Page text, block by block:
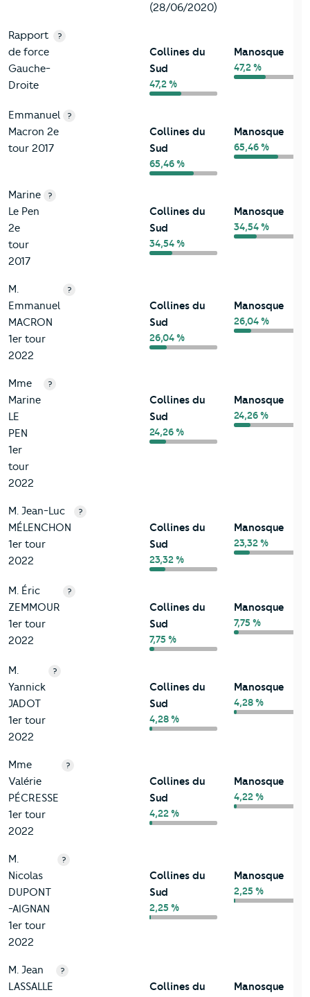
(28/06/2020)
Rapport
de force
Gauche-
Droite
?
Collines du
Sud
47,2 %
Manosque
47,2 %
Emmanuel
Macron 2e
tour 2017
?
Collines du
Sud
65,46 %
Manosque
65,46 %
Marine
Le Pen
2e
tour
2017
?
Collines du
Sud
34,54 %
Manosque
34,54 %
M.
Emmanuel
MACRON
1er tour
2022
?
Collines du
Sud
26,04 %
Manosque
26,04 %
Mme
Marine
LE
PEN
1er
tour
2022
?
Collines du
Sud
24,26 %
Manosque
24,26 %
M. Jean-Luc
MÉLENCHON
1er tour
2022
?
Collines du
Sud
23,32 %
Manosque
23,32 %
M. Éric
ZEMMOUR
1er tour
2022
?
Collines du
Sud
7,75 %
Manosque
7,75 %
M.
Yannick
JADOT
1er tour
2022
?
Collines du
Sud
4,28 %
Manosque
4,28 %
Mme
Valérie
PÉCRESSE
1er tour
2022
?
Collines du
Sud
4,22 %
Manosque
4,22 %
M.
Nicolas
DUPONT
-AIGNAN
1er tour
2022
?
Collines du
Sud
2,25 %
Manosque
2,25 %
M. Jean
LASSALLE
?
Collines du
Manosque